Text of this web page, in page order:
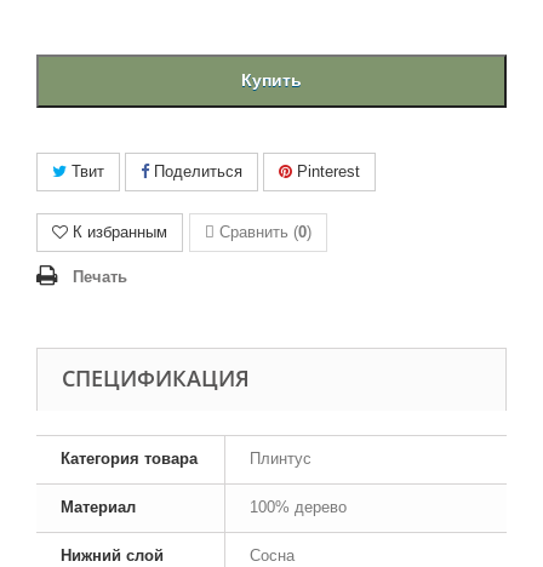
Купить
Твит Поделиться Pinterest
К избранным Сравнить (0)
Печать
CПЕЦИФИКАЦИЯ
Категория товара Плинтус
Материал 100% дерево
Нижний слой Сосна